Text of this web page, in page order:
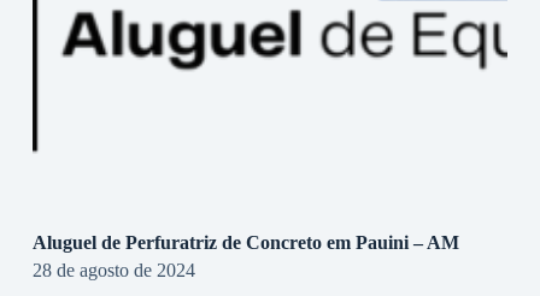
Aluguel de Perfuratriz de Concreto em Pauini – AM
28 de agosto de 2024